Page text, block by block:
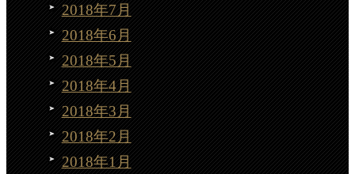
2018年7月
2018年6月
2018年5月
2018年4月
2018年3月
2018年2月
2018年1月